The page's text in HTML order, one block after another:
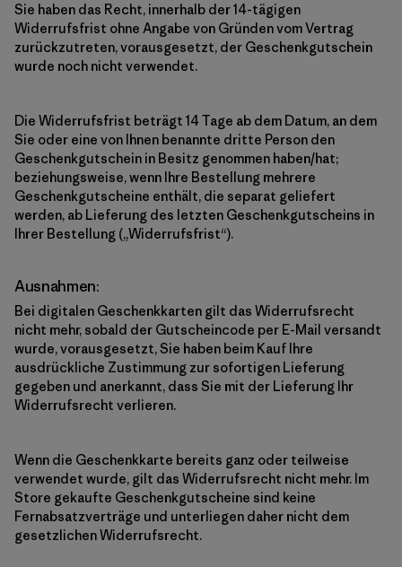
Sie haben das Recht, innerhalb der 14-tägigen
Widerrufsfrist ohne Angabe von Gründen vom Vertrag
zurückzutreten, vorausgesetzt, der Geschenkgutschein
wurde noch nicht verwendet.
Die Widerrufsfrist beträgt 14 Tage ab dem Datum, an dem
Sie oder eine von Ihnen benannte dritte Person den
Geschenkgutschein in Besitz genommen haben/hat;
beziehungsweise, wenn Ihre Bestellung mehrere
Geschenkgutscheine enthält, die separat geliefert
werden, ab Lieferung des letzten Geschenkgutscheins in
Ihrer Bestellung („Widerrufsfrist“).
Ausnahmen:
Bei digitalen Geschenkkarten gilt das Widerrufsrecht
nicht mehr, sobald der Gutscheincode per E-Mail versandt
wurde, vorausgesetzt, Sie haben beim Kauf Ihre
ausdrückliche Zustimmung zur sofortigen Lieferung
gegeben und anerkannt, dass Sie mit der Lieferung Ihr
Widerrufsrecht verlieren.
Wenn die Geschenkkarte bereits ganz oder teilweise
verwendet wurde, gilt das Widerrufsrecht nicht mehr. Im
Store gekaufte Geschenkgutscheine sind keine
Fernabsatzverträge und unterliegen daher nicht dem
gesetzlichen Widerrufsrecht.